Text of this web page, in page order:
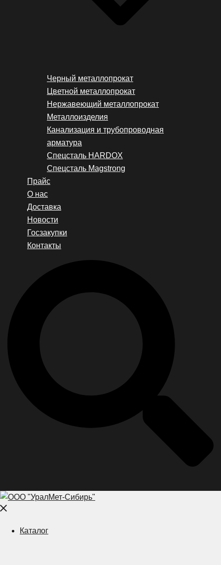
Черный металлопрокат
Цветной металлопрокат
Нержавеющий металлопрокат
Металлоизделия
Канализация и трубопроводная
арматура
Спецсталь HARDOX
Спецсталь Magstrong
Прайс
О нас
Доставка
Новости
Госзакупки
Контакты
Close
Каталог